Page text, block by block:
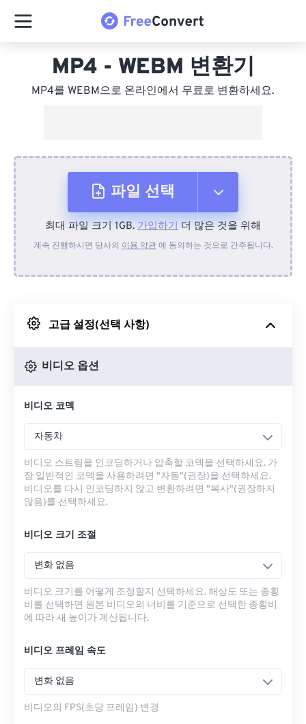
MP4 - WEBM 변환기
MP4를 WEBM으로 온라인에서 무료로 변환하세요.
파일 선택
장치에서
Google 드라이브에서
최대 파일 크기 1GB. 가입하기 더 많은 것을 위해
계속 진행하시면 당사의 이용 약관에 동의하는 것으로 간주됩니다.
고급 설정(선택 사항)
비디오 옵션
비디오 코덱
자동차
비디오 스트림을 인코딩하거나 압축할 코덱을 선택하세요. 가
장 일반적인 코덱을 사용하려면 "자동"(권장)을 선택하세요.
비디오를 다시 인코딩하지 않고 변환하려면 "복사"(권장하지
않음)를 선택하세요.
비디오 크기 조절
변화 없음
비디오 크기를 어떻게 조정할지 선택하세요. 해상도 또는 종횡
비를 선택하면 원본 비디오의 너비를 기준으로 선택한 종횡비
에 따라 새 높이가 계산됩니다.
비디오 프레임 속도
변화 없음
비디오의 FPS(초당 프레임) 변경